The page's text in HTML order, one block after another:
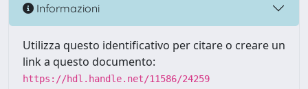
Informazioni
Utilizza questo identificativo per citare o creare un
link a questo documento:
https://hdl.handle.net/11586/24259